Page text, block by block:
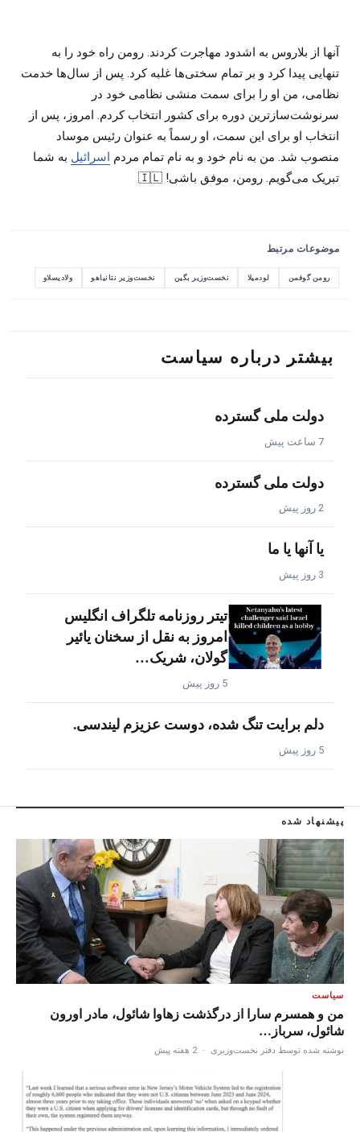
آنها از بلاروس به اشدود مهاجرت کردند. رومن راه خود را به
تنهایی پیدا کرد و بر تمام سختی‌ها غلبه کرد. پس از سال‌ها خدمت
نظامی، من او را برای سمت منشی نظامی خود در
سرنوشت‌سازترین دوره برای کشور انتخاب کردم. امروز، پس از
انتخاب او برای این سمت، او رسماً به عنوان رئیس موساد
منصوب شد. من به نام خود و به نام تمام مردم اسرائیل به شما
تبریک می‌گویم. رومن، موفق باشی! 🇮🇱
موضوعات مرتبط
رومن گوفمن لودمیلا نخست‌وزیر بگین نخست‌وزیر نتانیاهو ولادیسلاو
بیشتر درباره سیاست
دولت ملی گسترده
7 ساعت پیش
دولت ملی گسترده
2 روز پیش
یا آنها یا ما
3 روز پیش
تیتر روزنامه تلگراف انگلیس
امروز به نقل از سخنان یائیر
گولان، شریک…
5 روز پیش
دلم برایت تنگ شده، دوست عزیزم لیندسی.
5 روز پیش
پیشنهاد شده
سیاست
من و همسرم سارا از درگذشت زهاوا شائول، مادر اورون
شائول، سرباز…
نوشته شده توسط دفتر نخست‌وزیری · 2 هفته پیش